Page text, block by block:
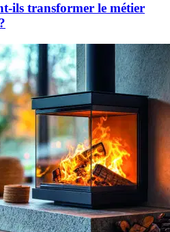
ils transformer le métier